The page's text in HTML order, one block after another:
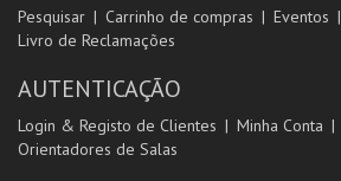
Pesquisar Carrinho de compras Eventos
Livro de Reclamações
AUTENTICAÇÃO
Login & Registo de Clientes Minha Conta
Orientadores de Salas